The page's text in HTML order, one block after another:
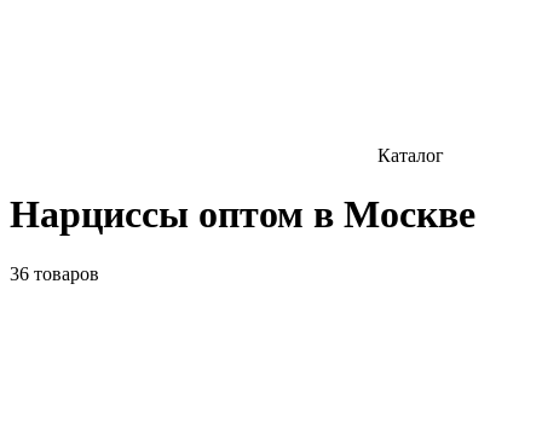
Каталог
Нарциссы оптом в Москве
36 товаров